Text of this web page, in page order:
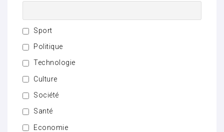
Sport
Politique
Technologie
Culture
Société
Santé
Economie